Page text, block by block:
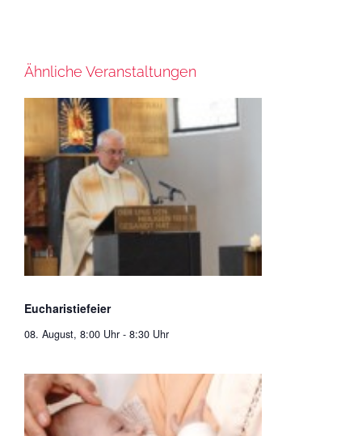
Ähnliche Veranstaltungen
Eucharistiefeier
08. August, 8:00 Uhr - 8:30 Uhr